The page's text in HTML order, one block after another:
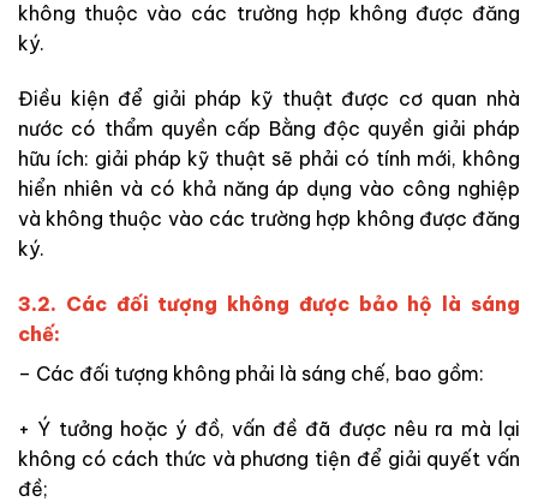
không thuộc vào các trường hợp không được đăng
ký.
Điều kiện để giải pháp kỹ thuật được cơ quan nhà
nước có thẩm quyền cấp Bằng độc quyền giải pháp
hữu ích: giải pháp kỹ thuật sẽ phải có tính mới, không
hiển nhiên và có khả năng áp dụng vào công nghiệp
và không thuộc vào các trường hợp không được đăng
ký.
3.2. Các đối tượng không được bảo hộ là sáng
chế:
– Các đối tượng không phải là sáng chế, bao gồm:
+ Ý tưởng hoặc ý đồ, vấn đề đã được nêu ra mà lại
không có cách thức và phương tiện để giải quyết vấn
đề;